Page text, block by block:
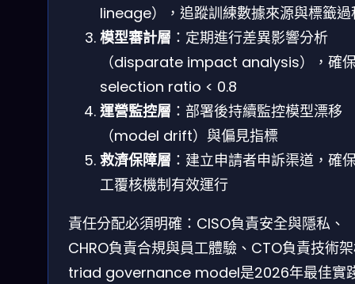
lineage），追蹤訓練數據來源與標籤過
模型審計層 ：定期進行差異影響分析
（disparate impact analysis），確
selection ratio < 0.8
運營監控層 ：部署後持續監控模型漂移
（model drift）與偏見指標
救濟保障層 ：建立申請者申訴渠道，確
工覆核機制有效運行
責任分配必須明確：CISO負責安全與隱私、
CHRO負責合規與員工體驗、CTO負責技術
triad governance model是2026年最佳實